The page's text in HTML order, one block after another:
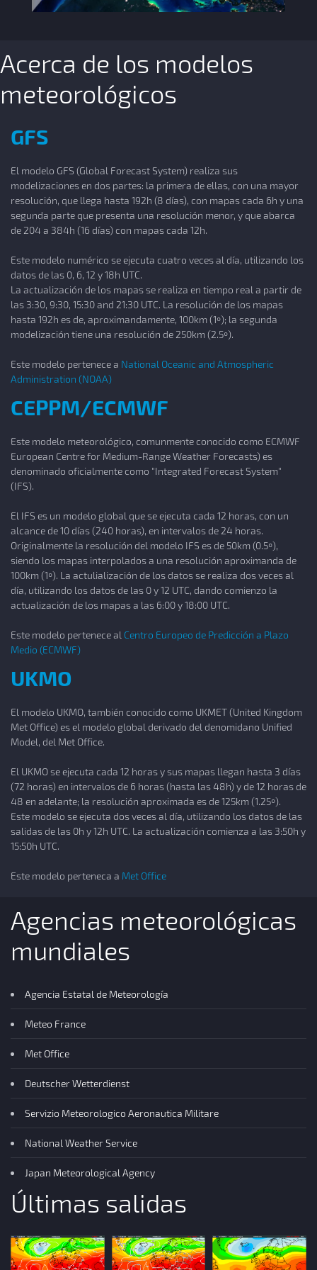
Acerca de los modelos
meteorológicos
GFS
El modelo GFS (Global Forecast System) realiza sus
modelizaciones en dos partes: la primera de ellas, con una mayor
resolución, que llega hasta 192h (8 días), con mapas cada 6h y una
segunda parte que presenta una resolución menor, y que abarca
de 204 a 384h (16 días) con mapas cada 12h.
Este modelo numérico se ejecuta cuatro veces al día, utilizando los
datos de las 0, 6, 12 y 18h UTC.
La actualización de los mapas se realiza en tiempo real a partir de
las 3:30, 9:30, 15:30 and 21:30 UTC. La resolución de los mapas
hasta 192h es de, aproximandamente, 100km (1º); la segunda
modelización tiene una resolución de 250km (2.5º).
Este modelo pertenece a National Oceanic and Atmospheric
Administration (NOAA)
CEPPM/ECMWF
Este modelo meteorológico, comunmente conocido como ECMWF
European Centre for Medium-Range Weather Forecasts) es
denominado oficialmente como "Integrated Forecast System"
(IFS).
El IFS es un modelo global que se ejecuta cada 12 horas, con un
alcance de 10 días (240 horas), en intervalos de 24 horas.
Originalmente la resolución del modelo IFS es de 50km (0.5º),
siendo los mapas interpolados a una resolución aproximanda de
100km (1º). La actulialización de los datos se realiza dos veces al
día, utilizando los datos de las 0 y 12 UTC, dando comienzo la
actualización de los mapas a las 6:00 y 18:00 UTC.
Este modelo pertenece al Centro Europeo de Predicción a Plazo
Medio (ECMWF)
UKMO
El modelo UKMO, también conocido como UKMET (United Kingdom
Met Office) es el modelo global derivado del denomidano Unified
Model, del Met Office.
El UKMO se ejecuta cada 12 horas y sus mapas llegan hasta 3 días
(72 horas) en intervalos de 6 horas (hasta las 48h) y de 12 horas de
48 en adelante; la resolución aproximada es de 125km (1.25º).
Este modelo se ejecuta dos veces al día, utilizando los datos de las
salidas de las 0h y 12h UTC. La actualización comienza a las 3:50h y
15:50h UTC.
Este modelo perteneca a Met Office
Agencias meteorológicas
mundiales
Agencia Estatal de Meteorología
Meteo France
Met Office
Deutscher Wetterdienst
Servizio Meteorologico Aeronautica Militare
National Weather Service
Japan Meteorological Agency
Últimas salidas